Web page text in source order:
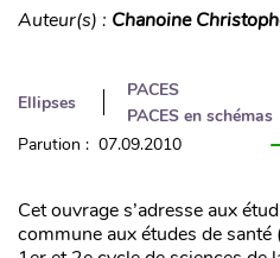
Auteur(s) : Chanoine
Ellipses
PACES
PACES en schémas
Parution : 07.09.2010
Cet ouvrage s’adresse aux
commune aux études de santé